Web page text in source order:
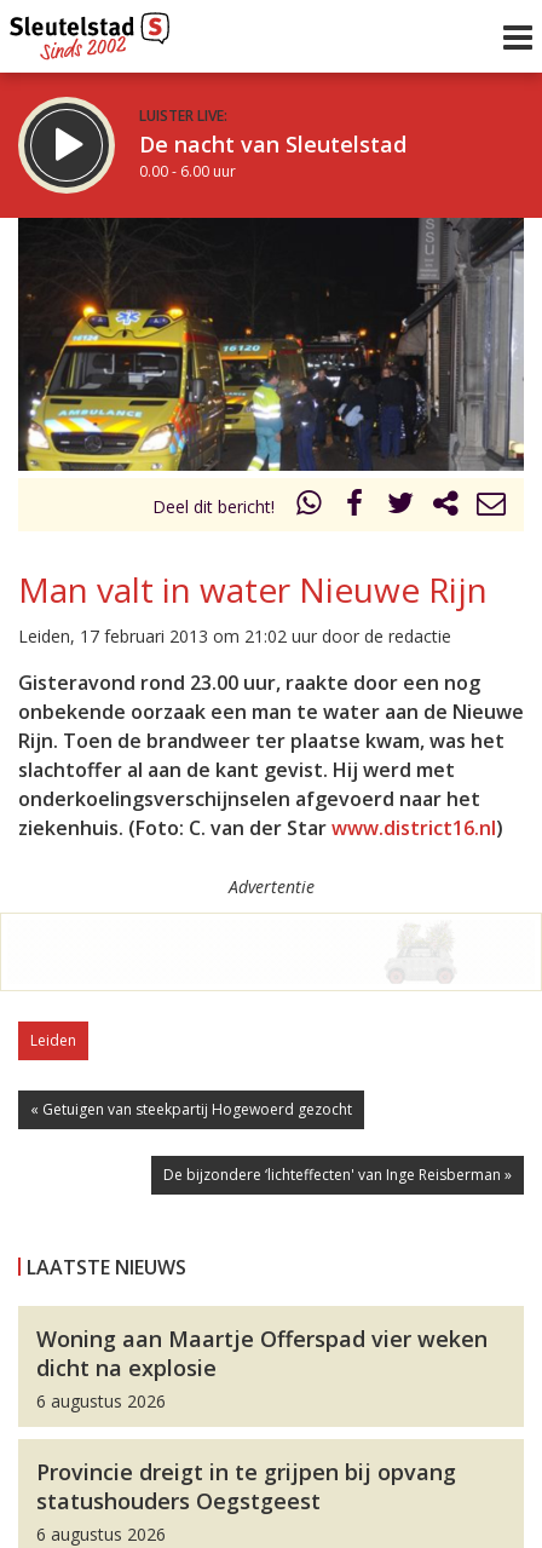
LUISTER LIVE:
De nacht van Sleutelstad
0.00 - 6.00 uur
De ochtend van Sleutelstad
6.00 - 12.00 uur
Vorig uur
Volgend uur
Inklappen
Deel dit bericht!
Man valt in water Nieuwe Rijn
Leiden, 17 februari 2013 om 21:02 uur door de redactie
Gisteravond rond 23.00 uur, raakte door een nog
onbekende oorzaak een man te water aan de Nieuwe
Rijn. Toen de brandweer ter plaatse kwam, was het
slachtoffer al aan de kant gevist. Hij werd met
onderkoelingsverschijnselen afgevoerd naar het
ziekenhuis. (Foto: C. van der Starwww.district16.nl)
Advertentie
Leiden
« Getuigen van steekpartij Hogewoerd gezocht
De bijzondere ‘lichteffecten' van Inge Reisberman »
LAATSTE NIEUWS
Woning aan Maartje Offerspad vier weken
dicht na explosie
6 augustus 2026
Provincie dreigt in te grijpen bij opvang
statushouders Oegstgeest
6 augustus 2026